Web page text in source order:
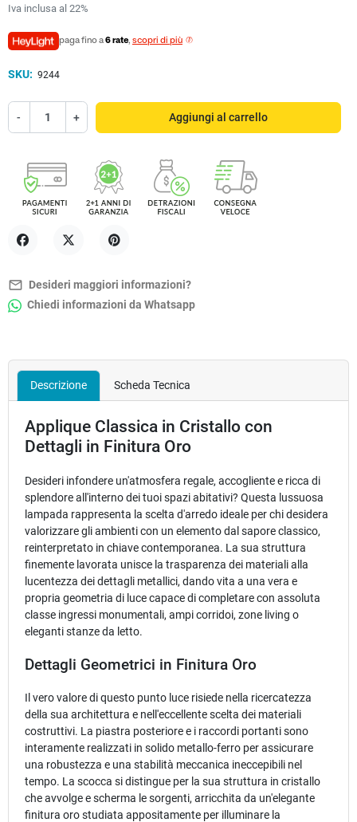
Iva inclusa al 22%
paga fino a6 rate, scopri di più
SKU: 9244
- + Aggiungi al carrello
mail_outline Desideri maggiori informazioni?
Chiedi informazioni da Whatsapp
Descrizione Scheda Tecnica
Applique Classica in Cristallo con
Dettagli in Finitura Oro
Desideri infondere un'atmosfera regale, accogliente e ricca di
splendore all'interno dei tuoi spazi abitativi? Questa lussuosa
lampada rappresenta la scelta d'arredo ideale per chi desidera
valorizzare gli ambienti con un elemento dal sapore classico,
reinterpretato in chiave contemporanea. La sua struttura
finemente lavorata unisce la trasparenza dei materiali alla
lucentezza dei dettagli metallici, dando vita a una vera e
propria geometria di luce capace di completare con assoluta
classe ingressi monumentali, ampi corridoi, zone living o
eleganti stanze da letto.
Dettagli Geometrici in Finitura Oro
Il vero valore di questo punto luce risiede nella ricercatezza
della sua architettura e nell'eccellente scelta dei materiali
costruttivi. La piastra posteriore e i raccordi portanti sono
interamente realizzati in solido metallo-ferro per assicurare
una robustezza e una stabilità meccanica ineccepibili nel
tempo. La scocca si distingue per la sua struttura in cristallo
che avvolge e scherma le sorgenti, arricchita da un'elegante
finitura oro studiata appositamente per illuminare la